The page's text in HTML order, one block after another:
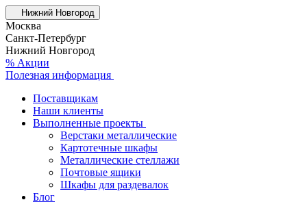
Нижний Новгород
Москва
Санкт-Петербург
Нижний Новгород
% Акции
Полезная информация
Поставщикам
Наши клиенты
Выполненные проекты
Верстаки металлические
Картотечные шкафы
Металлические стеллажи
Почтовые ящики
Шкафы для раздевалок
Блог